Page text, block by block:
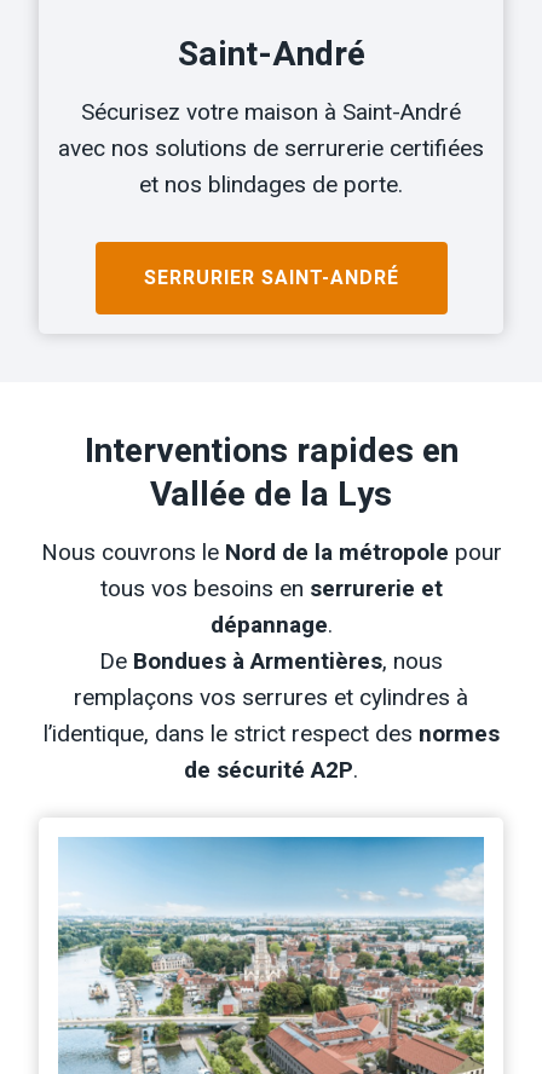
Saint-André
Sécurisez votre maison à Saint-André
avec nos solutions de serrurerie certifiées
et nos blindages de porte.
SERRURIER SAINT-ANDRÉ
Interventions rapides en
Vallée de la Lys
Nous couvrons le Nord de la métropole pour
tous vos besoins en serrurerie et
dépannage.
De Bondues à Armentières, nous
remplaçons vos serrures et cylindres à
l’identique, dans le strict respect des normes
de sécurité A2P.